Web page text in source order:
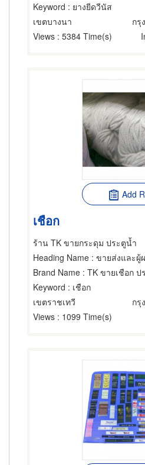
Keyword : ยางยีดวีนัส
เขตบางนา
กรุ
Views : 5384 Time(s)
Add
เชือก
ร้าน TK ขายกระดุม ประตูน้ำ
Heading Name : ขายส่งและผู้ผลิต
Brand Name : TK ขายเชือก ป
Keyword : เชือก
เขตราชเทวี
กรุ
Views : 1099 Time(s)